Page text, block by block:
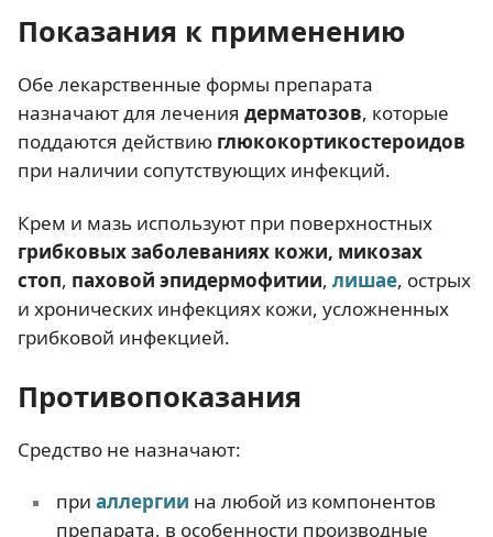
Показания к применению
Обе лекарственные формы препарата
назначают для лечения дерматозов, которые
поддаются действию глюкокортикостероидов
при наличии сопутствующих инфекций.
Крем и мазь используют при поверхностных
грибковых заболеваниях кожи, микозах
стоп, паховой эпидермофитии, лишае, острых
и хронических инфекциях кожи, усложненных
грибковой инфекцией.
Противопоказания
Средство не назначают:
при аллергии на любой из компонентов
препарата, в особенности производные